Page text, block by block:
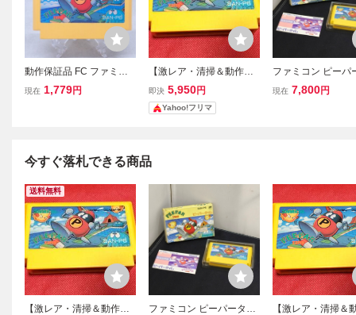
動作保証品 FC ファミコ
ン ピーパータイム【PP
現在 1,779円
【激レア・清掃＆動作確
認済】FC ファミコン『ピ
ーパータイム（PEEPAR
TIME）』 コレクター・
即決 5,950円
Yahoo!フリマ
ファミコン ピーパ
ム 外箱 取説あり
現在 7,800円
今すぐ落札できる商品
送料無料
【激レア・清掃＆動作確
ファミコン ピーパータイ
【激レア・清掃＆